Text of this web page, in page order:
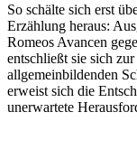
So schälte sich erst
Erzählung heraus:
Romeos Avancen
entschließt sie sich
allgemeinbildenden
erweist sich die
unerwartete